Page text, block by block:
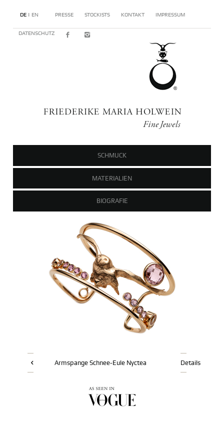
DE | EN PRESSE STOCKISTS KONTAKT IMPRESSUM
DATENSCHUTZ
SCHMUCK
MATERIALIEN
BIOGRAFIE
Armspange Schnee-Eule Nyctea Details